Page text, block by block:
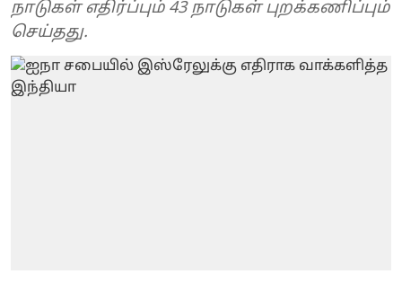
நாடுகள் எதிர்ப்பும் 43 நாடுகள் புறக்கணிப்பும்
செய்தது.